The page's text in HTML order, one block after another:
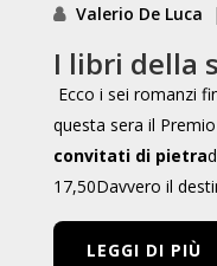
Valerio De Luca |
I libri della
Ecco i sei romanzi
questa sera il
convitati di pietra
17,50Davvero il
LEGGI DI PIÙ